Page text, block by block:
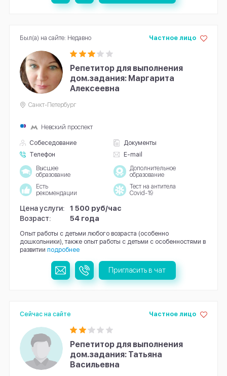
Репетитор для выполнения
дом.задания: Маргарита
Алексеевна
Собеседование
Документы
Телефон
E-mail
Частное лицо
Санкт-Петербург
Невский проспект
Высшее
образование
Дополнительное
образование
Есть
рекомендации
Тест на антитела
Covid-19
Цена услуги:
1 500 руб/час
Возраст:
54 года
Опыт работы с детьми любого возраста (особенно
дошкольники), также опыт работы с детьми с особенностями в
развитии подробнее
Был(а) на сайте: Недавно
Пригласить в чат
Репетитор для выполнения
дом.задания: Татьяна
Васильевна
Частное лицо
Сейчас на сайте